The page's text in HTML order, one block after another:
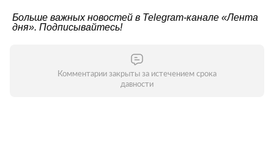
Больше важных новостей в Telegram-канале «Лента
дня». Подписывайтесь!
Комментарии закрыты за истечением срока
давности